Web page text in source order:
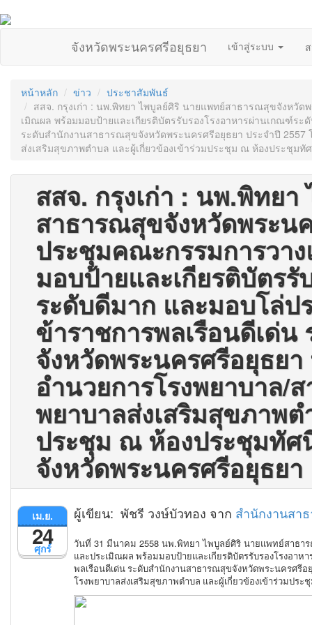
จังหวัดพระนครศรีอยุธยา เข้าสู่ระบบ
หน้าหลัก ข่าว
ประชาสัมพันธ์
สสจ. กรุงเก่า : นพ.พิทยา ไพบูลย์ศิริ นายแพทย์สาธารณสุขจังหวั
เมิณผล พร้อมมอบป้ายและเกียรติบัตรรับรองโรงอาหารผ่านเกณฑ์ร
ระดับสำนักงานสาธารณสุขจังหวัดพระนครศรีอยุธยา ประจำปี
ส่งเสริมสุขภาพตำบล และผู้เกี่ยวข้องเข้าร่วมประชุม ณ ห้องประชุม
สสจ. กรุงเก่า : นพ.พิทย
สาธารณสุขจังหวัดพระน
ประชุมคณะกรรมการวา
มอบป้ายและเกียรติบัตร
ระดับดีมาก และมอบโล่ป
ข้าราชการพลเรือนดีเด่
จังหวัดพระนครศรีอยุธย
อำนวยการโรงพยาบาล/
พยาบาลส่งเสริมสุขภาพต
ประชุม ณ ห้องประชุมทั
จังหวัดพระนครศรีอยุธยา
ศุกร์
เม.ย.
24
ผู้เขียน: พัชรี วงษ์บัวทอง จาก สำนักงานสา
วันที่ 31 มีนาคม 2558 นพ.พิทยา ไพบูลย์ศิริ นายแพทย์สาธา
และประเมิณผล พร้อมมอบป้ายและเกียรติบัตรรับรองโรงอา
พลเรือนดีเด่น ระดับสำนักงานสาธารณสุขจังหวัดพระนครศรี
โรงพยาบาลส่งเสริมสุขภาพตำบล และผู้เกี่ยวข้องเข้าร่วมประ